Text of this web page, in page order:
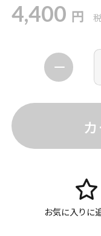
4,400 円
お気に入りに